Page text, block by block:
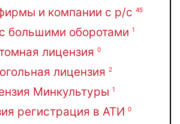
и компании с р/с 45
большими оборотами 1
лицензия 0
лицензия 2
Минкультуры 1
регистрация в АТИ 0